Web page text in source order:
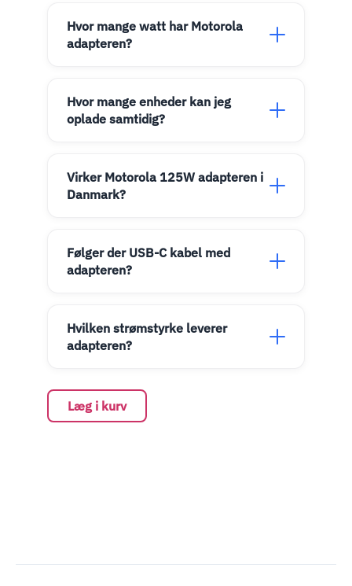
Hvor mange watt har Motorola
adapteren?
Hvor mange enheder kan jeg
oplade samtidig?
Virker Motorola 125W adapteren i
Danmark?
Følger der USB-C kabel med
adapteren?
Hvilken strømstyrke leverer
adapteren?
Læg i kurv